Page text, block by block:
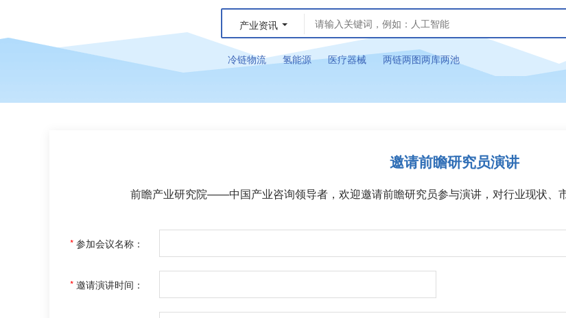
产业资讯
冷链物流 氢能源 医疗器械 两链两图两库两池
邀请前瞻研究员演讲
前瞻产业研究院——中国产业咨询领导者，欢迎邀请前瞻研究员参与演讲，对行业现状、
* 参加会议名称：
* 邀请演讲时间：